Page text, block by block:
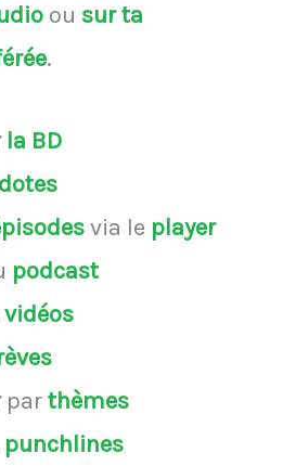
ou sur ta
.
la BD
via le player
podcast
vidéos
parthèmes
punchlines